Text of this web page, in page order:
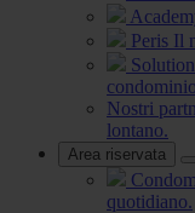
Peris Il
condominio
Nostri
lontano.
Area riservata
quotidiano.